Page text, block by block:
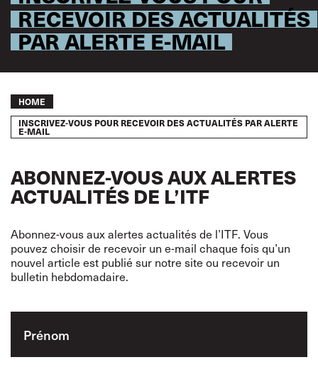
RECEVOIR DES ACTUALITÉS
PAR ALERTE E-MAIL
Breadcrumb
HOME
INSCRIVEZ-VOUS POUR RECEVOIR DES ACTUALITÉS PAR ALERTE
E-MAIL
ABONNEZ-VOUS AUX ALERTES
ACTUALITÉS DE L’ITF
Abonnez-vous aux alertes actualités de l’ITF. Vous
pouvez choisir de recevoir un e-mail chaque fois qu’un
nouvel article est publié sur notre site ou recevoir un
bulletin hebdomadaire.